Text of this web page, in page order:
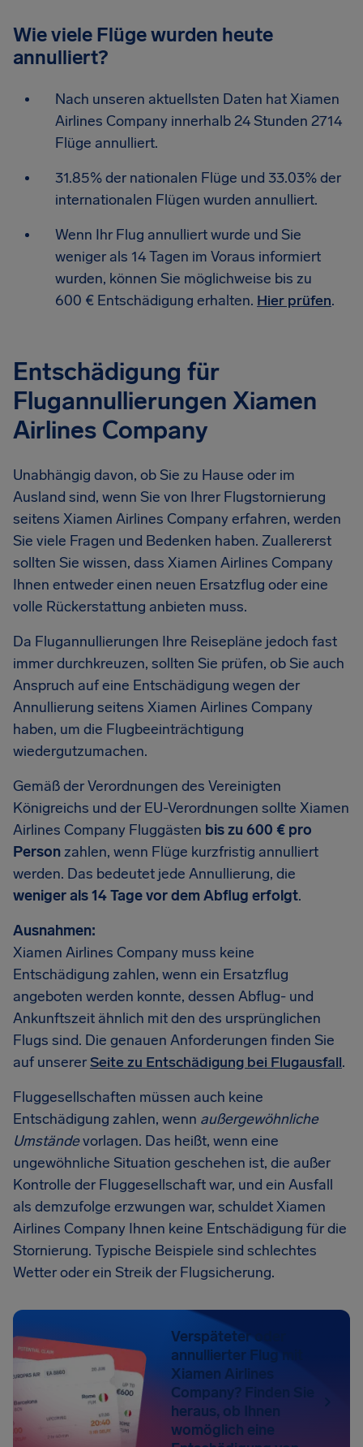
Wie viele Flüge wurden heute
annulliert?
Nach unseren aktuellsten Daten hat Xiamen
Airlines Company innerhalb 24 Stunden 2714
Flüge annulliert.
31.85% der nationalen Flüge und 33.03% der
internationalen Flügen wurden annulliert.
Wenn Ihr Flug annulliert wurde und Sie
weniger als 14 Tagen im Voraus informiert
wurden, können Sie möglichweise bis zu
600 € Entschädigung erhalten. Hier prüfen.
Entschädigung für
Flugannullierungen Xiamen
Airlines Company
Unabhängig davon, ob Sie zu Hause oder im
Ausland sind, wenn Sie von Ihrer Flugstornierung
seitens Xiamen Airlines Company erfahren, werden
Sie viele Fragen und Bedenken haben. Zuallererst
sollten Sie wissen, dass Xiamen Airlines Company
Ihnen entweder einen neuen Ersatzflug oder eine
volle Rückerstattung anbieten muss.
Da Flugannullierungen Ihre Reisepläne jedoch fast
immer durchkreuzen, sollten Sie prüfen, ob Sie auch
Anspruch auf eine Entschädigung wegen der
Annullierung seitens Xiamen Airlines Company
haben, um die Flugbeeinträchtigung
wiedergutzumachen.
Gemäß der Verordnungen des Vereinigten
Königreichs und der EU-Verordnungen sollte Xiamen
Airlines Company Fluggästen bis zu 600 € pro
Personzahlen, wenn Flüge kurzfristig annulliert
werden. Das bedeutet jede Annullierung, die
weniger als 14 Tage vor dem Abflug erfolgt.
Ausnahmen:
Xiamen Airlines Company muss keine
Entschädigung zahlen, wenn ein Ersatzflug
angeboten werden konnte, dessen Abflug- und
Ankunftszeit ähnlich mit den des ursprünglichen
Flugs sind. Die genauen Anforderungen finden Sie
auf unsererSeite zu Entschädigung bei Flugausfall.
Fluggesellschaften müssen auch keine
Entschädigung zahlen, wenn außergewöhnliche
Umständevorlagen. Das heißt, wenn eine
ungewöhnliche Situation geschehen ist, die außer
Kontrolle der Fluggesellschaft war, und ein Ausfall
als demzufolge erzwungen war, schuldet Xiamen
Airlines Company Ihnen keine Entschädigung für die
Stornierung. Typische Beispiele sind schlechtes
Wetter oder ein Streik der Flugsicherung.
Verspäteter oder
annullierter Flug mit
Xiamen Airlines
Company? Finden Sie
heraus, ob Ihnen
womöglich eine